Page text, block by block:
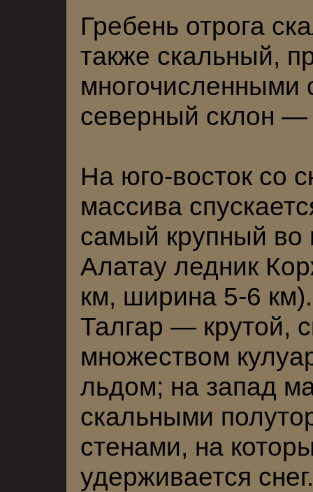
Гребень отрога
также скальный,
многочисленными
северный склон
На юго-восток со
массива
самый крупный во
Алатау ледник
км, ширина 5-6
Талгар — крутой,
множеством
льдом; на запад
скальными
стенами, на
удерживается снег.